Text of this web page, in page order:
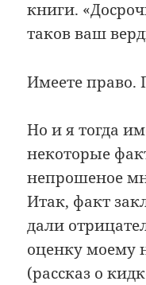
книги.
таков ваш
Имеете право.
Но и я тогда
некоторые
непрошеное
Итак, факт
дали
оценку моему
(рассказ о